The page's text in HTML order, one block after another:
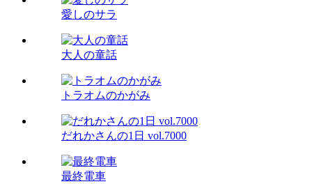
愛しのサラ
大人の童話
トラオムのかがみ
だれかさんの1日 vol.7000
最終電車